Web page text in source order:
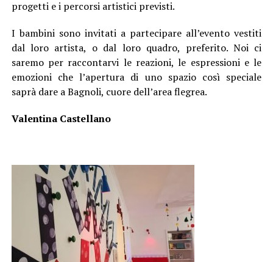
progetti e i percorsi artistici previsti.
I bambini sono invitati a partecipare all’evento vestiti
dal loro artista, o dal loro quadro, preferito.Noi ci
saremo per raccontarvi le reazioni, le espressioni e le
emozioni che l’apertura di uno spazio così speciale
saprà dare a Bagnoli, cuore dell’area flegrea.
Valentina Castellano